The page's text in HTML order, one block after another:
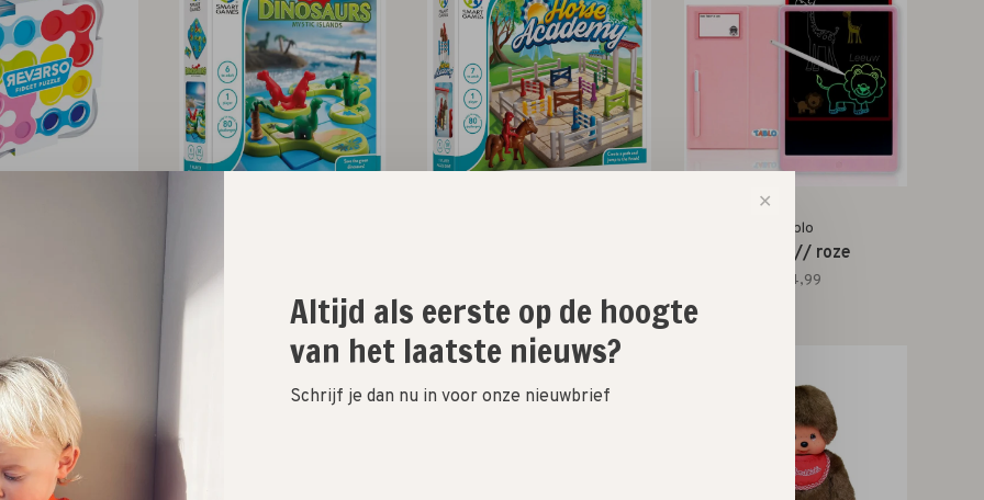
Tablo
tablet // roze
€64,99
✕
Altijd als eerste op de hoogte
van het laatste nieuws?
Schrijf je dan nu in voor onze nieuwbrief